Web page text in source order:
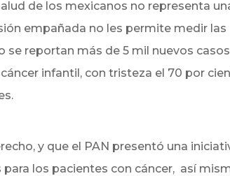
de los mexicanos no representa
empañada no les permite medir las
reportan más de 5 mil nuevos
infantil, con tristeza el 70 por
y que el PAN presentó una
los pacientes con cáncer, así